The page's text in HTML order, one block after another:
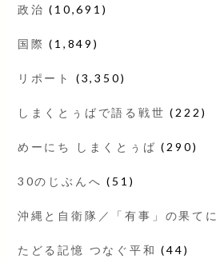
政治 (10,691)
国際 (1,849)
リポート (3,350)
しまくとぅばで語る戦世 (222)
めーにち しまくとぅば (290)
30のじぶんへ (51)
沖縄と自衛隊／「有事」の果てに
たどる記憶 つなぐ平和 (44)